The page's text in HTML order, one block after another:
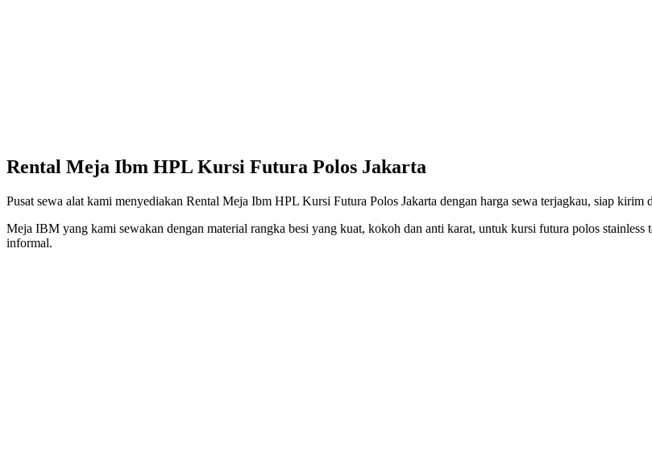
Rental Meja Ibm HPL Kursi Futura Polos Jakarta
Pusat sewa alat kami menyediakan Rental Meja Ibm HPL Kursi Futura Polos Jakarta dengan harga sewa terjagkau, siap kirim
Meja IBM yang kami sewakan dengan material rangka besi yang kuat, kokoh dan anti karat, untuk kursi futura polos stainless
informal.